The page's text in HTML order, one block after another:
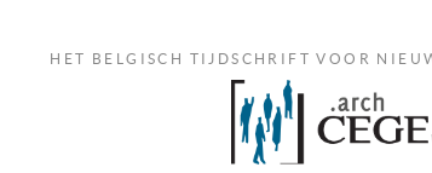
HET BELGISCH TIJDSCHRIFT VOOR